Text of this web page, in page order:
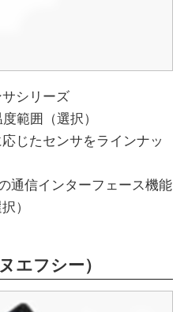
シリーズ
範囲（選択）
じたセンサをラインナッ
通信インターフェース機能
）
エフシー）